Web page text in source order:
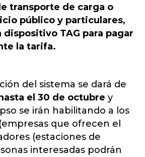
transporte de carga o
público y particulares,
dispositivo TAG para pagar
la tarifa.
del sistema se dará de
el 30 de octubre y
se irán habilitando a los
que ofrecen el
(estaciones de
interesadas podrán